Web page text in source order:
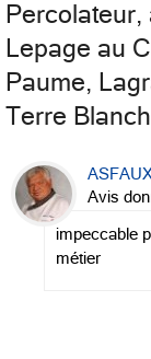
Lepage au
Paume,
Terre
Avis
impeccable
métier